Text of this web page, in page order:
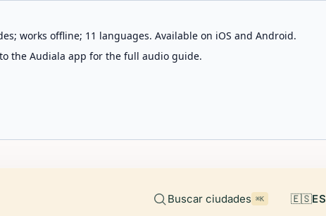
works offline; 11 languages. Available on iOS and Android.
the Audiala app for the full audio guide.
Buscar ciudades ⌘K 🇪🇸ES